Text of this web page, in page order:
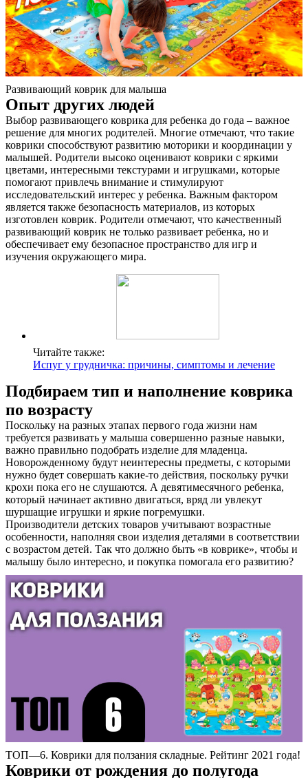
Развивающий коврик для малыша
Опыт других людей
Выбор развивающего коврика для ребенка до года – важное
решение для многих родителей. Многие отмечают, что такие
коврики способствуют развитию моторики и координации у
малышей. Родители высоко оценивают коврики с яркими
цветами, интересными текстурами и игрушками, которые
помогают привлечь внимание и стимулируют
исследовательский интерес у ребенка. Важным фактором
является также безопасность материалов, из которых
изготовлен коврик. Родители отмечают, что качественный
развивающий коврик не только развивает ребенка, но и
обеспечивает ему безопасное пространство для игр и
изучения окружающего мира.
Читайте также:
Испуг у грудничка: причины, симптомы и лечение
Подбираем тип и наполнение коврика
по возрасту
Поскольку на разных этапах первого года жизни нам
требуется развивать у малыша совершенно разные навыки,
важно правильно подобрать изделие для младенца.
Новорожденному будут неинтересны предметы, с которыми
нужно будет совершать какие-то действия, поскольку ручки
крохи пока его не слушаются. А девятимесячного ребенка,
который начинает активно двигаться, вряд ли увлекут
шуршащие игрушки и яркие погремушки.
Производители детских товаров учитывают возрастные
особенности, наполняя свои изделия деталями в соответствии
с возрастом детей. Так что должно быть «в коврике», чтобы и
малышу было интересно, и покупка помогала его развитию?
ТОП—6. Коврики для ползания складные. Рейтинг 2021 года!
Коврики от рождения до полугода